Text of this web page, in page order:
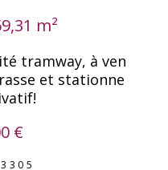
m²
tramway, à ven
et stationne
€